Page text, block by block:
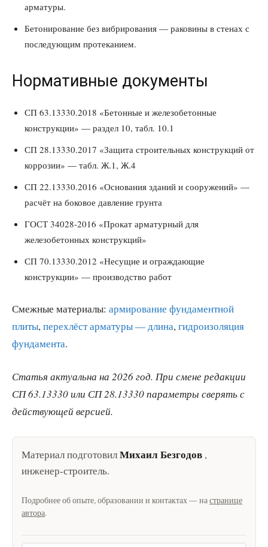
арматуры.
Бетонирование без вибрирования — раковины в стенах с
последующим протеканием.
Нормативные документы
СП 63.13330.2018 «Бетонные и железобетонные
конструкции» — раздел 10, табл. 10.1
СП 28.13330.2017 «Защита строительных конструкций от
коррозии» — табл. Ж.1, Ж.4
СП 22.13330.2016 «Основания зданий и сооружений» —
расчёт на боковое давление грунта
ГОСТ 34028-2016 «Прокат арматурный для
железобетонных конструкций»
СП 70.13330.2012 «Несущие и ограждающие
конструкции» — производство работ
Смежные материалы: армирование фундаментной
плиты,перехлёст арматуры — длина,гидроизоляция
фундамента.
Статья актуальна на 2026 год. При смене редакции
СП 63.13330 или СП 28.13330 параметры сверять с
действующей версией.
Материал подготовилМихаил Безгодов ,
инженер-строитель.
Подробнее об опыте, образовании и контактах — настранице
автора.